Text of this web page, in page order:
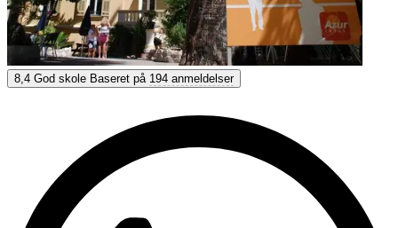
Azurlingua
8,4 God Baseret på 194 anmeldelser
Få personlig rådgivning
8,4 God skole Baseret på 194 anmeldelser